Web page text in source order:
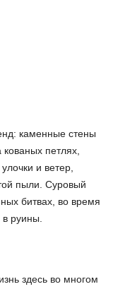
каменные стены
петлях,
и ветер,
пыли. Суровый
битвах, во время
руины.
здесь во многом